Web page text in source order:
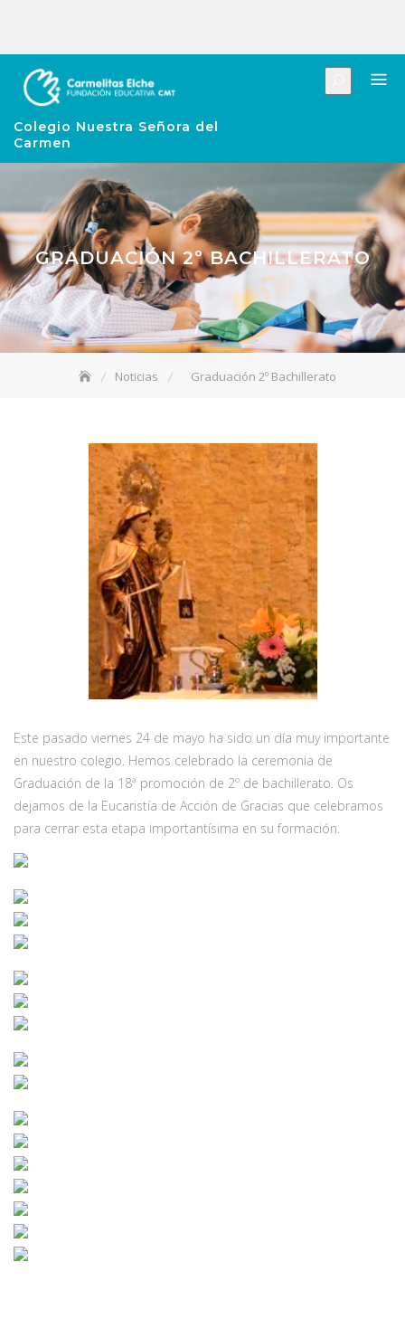
Colegio Nuestra Señora del
Carmen
GRADUACIÓN 2º BACHILLERATO
Noticias Graduación 2º Bachillerato
Este pasado viernes 24 de mayo ha sido un día muy importante
en nuestro colegio. Hemos celebrado la ceremonia de
Graduación de la 18ª promoción de 2º de bachillerato. Os
dejamos de la Eucaristía de Acción de Gracias que celebramos
para cerrar esta etapa importantísima en su formación.